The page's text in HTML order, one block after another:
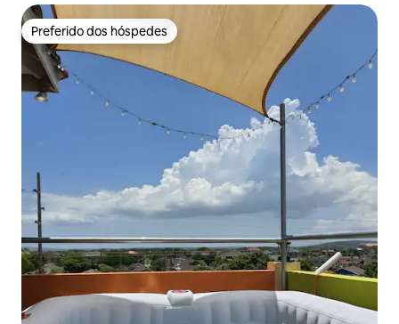
Preferido dos hóspedes
Preferido dos hóspedes